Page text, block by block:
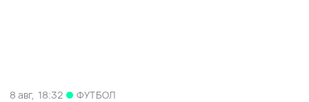
8 авг, 18:32 ФУТБОЛ